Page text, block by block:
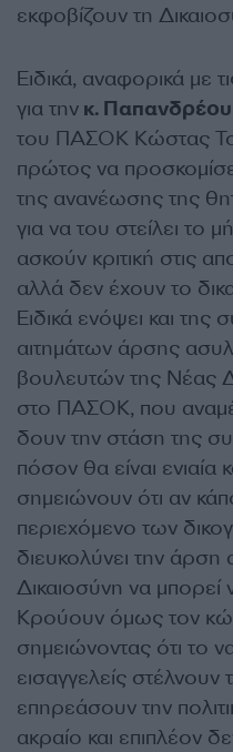
εκφοβίζουν τη
Ειδικά, αναφορικά με
για την κ. Παπανδρέου
του ΠΑΣΟΚ Κώστας
πρώτος να
της ανανέωσης της
για να του στείλει το
ασκούν κριτική στις
αλλά δεν έχουν το
Ειδικά ενόψει και της
αιτημάτων άρσης
βουλευτών της Νέας
στο ΠΑΣΟΚ, που
δουν την στάση της
πόσον θα είναι
σημειώνουν ότι αν
περιεχόμενο των
διευκολύνει την
Δικαιοσύνη να μπορεί
Κρούουν όμως τον
σημειώνοντας ότι το να
εισαγγελείς στέλνουν
επηρεάσουν την
ακραίο και επιπλέον